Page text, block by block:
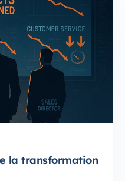
la transformation